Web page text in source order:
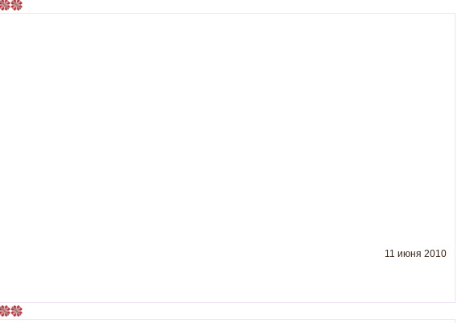
11 июня 2010